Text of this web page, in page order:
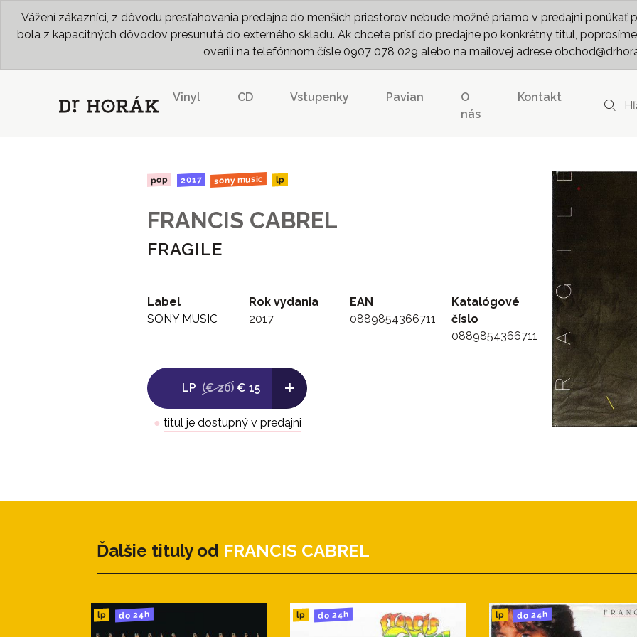
Vážení zákazníci, z dôvodu presťahovania predajne do menších priestorov nebude možné priamo v predajni
bola z kapacitných dôvodov presunutá do externého skladu. Ak chcete prísť do predajne po konkrétny titul,
overili na telefónnom čísle 0907 078 029 alebo na mailovej adrese
Vinyl CD Vstupenky Pavian
O
nás
Kontakt
pop 2017 sony music lp
FRANCIS CABREL
FRAGILE
Label
SONY MUSIC
Rok vydania
2017
EAN
0889854366711
Katalógové
číslo
0889854366711
LP (€ 20) € 15 +
● titul je dostupný v predajni
Ďalšie tituly od FRANCIS CABREL
lp do 24h lp do 24h lp do 24h